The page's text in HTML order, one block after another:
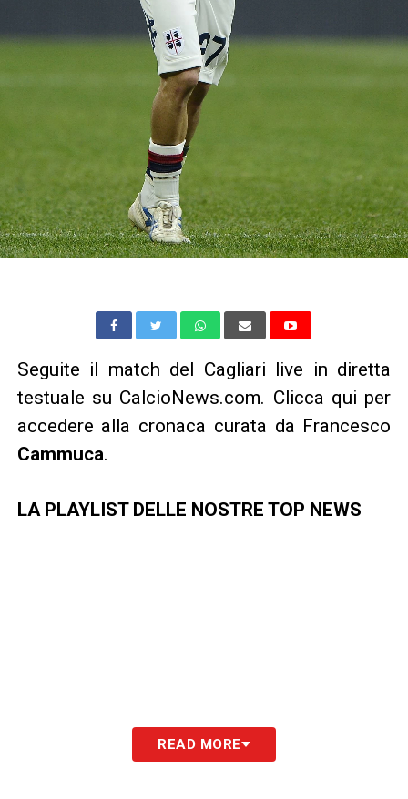
Seguite il match del Cagliari live in diretta
testuale su CalcioNews.com. Clicca qui per
accedere alla cronaca curata da Francesco
Cammuca.
LA PLAYLIST DELLE NOSTRE TOP NEWS
READ MORE